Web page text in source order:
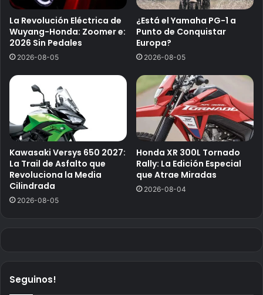
La Revolución Eléctrica de
Wuyang-Honda: Zoomer e:
2026 Sin Pedales
2026-08-05
¿Está el Yamaha PG-1 a
Punto de Conquistar
Europa?
2026-08-05
Kawasaki Versys 650 2027:
La Trail de Asfalto que
Revoluciona la Media
Cilindrada
2026-08-05
Honda XR 300L Tornado
Rally: La Edición Especial
que Atrae Miradas
2026-08-04
Seguinos!